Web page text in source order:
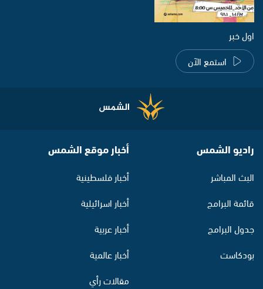
اول خبر
استمع الآن
راديو الشمس
البث المباشر
قائمة البرامج
جدول البرامج
بودكاست
أخبار موقع الشمس
أخبار فلسطينية
أخبار اسرائيلية
أخبار عربية
أخبار عالمية
مقالات رأي